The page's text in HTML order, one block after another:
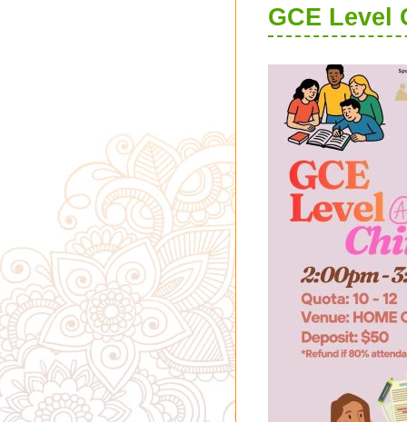
GCE Level